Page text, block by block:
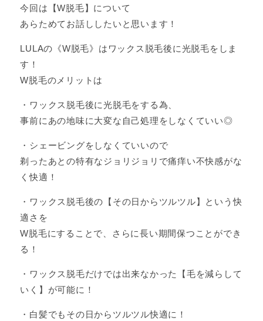
今回は【W脱毛】について
あらためてお話ししたいと思います！
LULAの《W脱毛》はワックス脱毛後に光脱毛をしま
す！
W脱毛のメリットは
・ワックス脱毛後に光脱毛をする為、
事前にあの地味に大変な自己処理をしなくていい◎
・シェービングをしなくていいので
剃ったあとの特有なジョリジョリで痛痒い不快感がな
く快適！
・ワックス脱毛後の【その日からツルツル】という快
適さを
W脱毛にすることで、さらに長い期間保つことができ
る！
・ワックス脱毛だけでは出来なかった【毛を減らして
いく】が可能に！
・白髪でもその日からツルツル快適に！